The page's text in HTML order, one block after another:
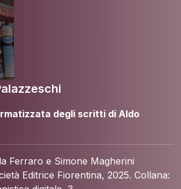
degli scritti di Aldo
Ferraro e Simone Magherini
Editrice Fiorentina, 2025. Collana: